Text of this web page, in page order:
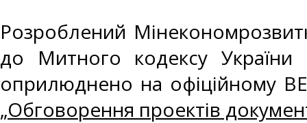
Розроблений
до Митного кодексу України
оприлюднено на офіційному
„Обговорення проектів